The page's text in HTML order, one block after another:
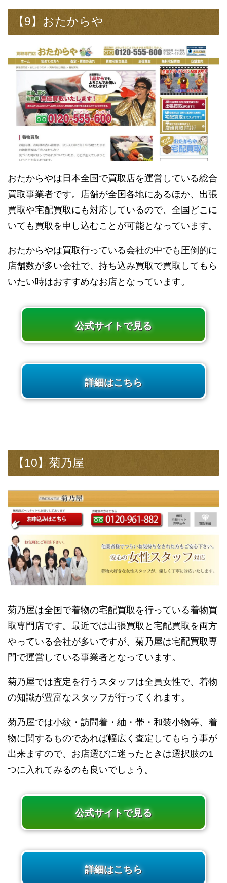
【9】おたからや
おたからやは日本全国で買取店を運営している総合
買取事業者です。店舗が全国各地にあるほか、出張
買取や宅配買取にも対応しているので、全国どこに
いても買取を申し込むことが可能となっています。
おたからやは買取行っている会社の中でも圧倒的に
店舗数が多い会社で、持ち込み買取で買取してもら
いたい時はおすすめなお店となっています。
公式サイトで見る
詳細はこちら
【10】菊乃屋
菊乃屋は全国で着物の宅配買取を行っている着物買
取専門店です。最近では出張買取と宅配買取を両方
やっている会社が多いですが、菊乃屋は宅配買取専
門で運営している事業者となっています。
菊乃屋では査定を行うスタッフは全員女性で、着物
の知識が豊富なスタッフが行ってくれます。
菊乃屋では小紋・訪問着・紬・帯・和装小物等、着
物に関するものであれば幅広く査定してもらう事が
出来ますので、お店選びに迷ったときは選択肢の1
つに入れてみるのも良いでしょう。
公式サイトで見る
詳細はこちら